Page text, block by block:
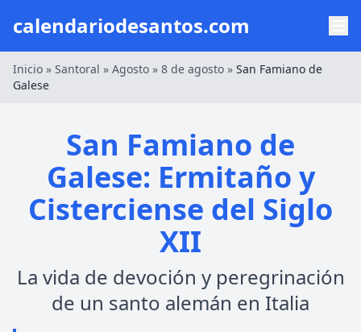
calendariodesantos.com
Inicio » Santoral » Agosto » 8 de agosto » San Famiano de
Galese
San Famiano de
Galese: Ermitaño y
Cisterciense del Siglo
XII
La vida de devoción y peregrinación
de un santo alemán en Italia